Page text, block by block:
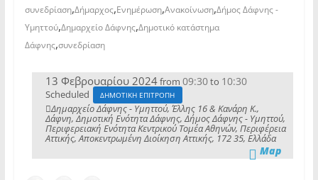
συνεδρίαση,Δήμαρχος,Ενημέρωση,Ανακοίνωση,Δήμος Δάφνης -
Υμηττού,Δημαρχείο Δάφνης,Δημοτικό κατάστημα
Δάφνης,συνεδρίαση
13 Φεβρουαρίου 2024from 09:30to 10:30
Scheduled ΔΗΜΟΤΙΚΗ ΕΠΙΤΡΟΠΗ
Δημαρχείο Δάφνης - Υμηττού, Έλλης 16 & Κανάρη Κ.,
Δάφνη, Δημοτική Ενότητα Δάφνης, Δήμος Δάφνης - Υμηττού,
Περιφερειακή Ενότητα Κεντρικού Τομέα Αθηνών, Περιφέρεια
Αττικής, Αποκεντρωμένη Διοίκηση Αττικής, 172 35, Ελλάδα
Map